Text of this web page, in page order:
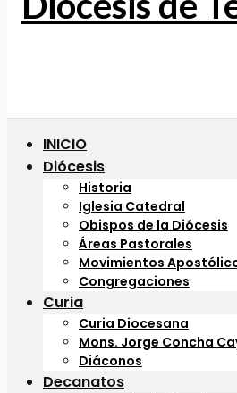
INICIO
Diócesis
Historia
Iglesia Catedral
Obispos de la Diócesis
Áreas Pastorales
Movimientos
Congregaciones
Curia
Curia Diocesana
Mons. Jorge Concha
Diáconos
Decanatos